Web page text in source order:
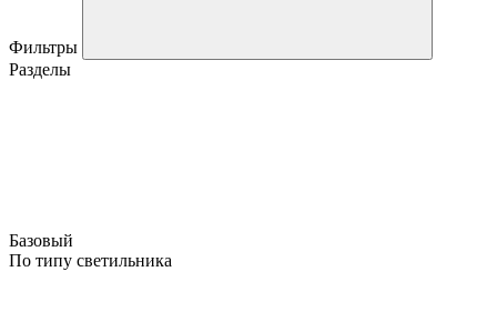
Фильтры
Разделы
Базовый
По типу светильника